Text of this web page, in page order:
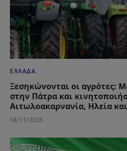
ΕΛΛΆΔΑ
Ξεσηκώνονται οι αγρότες:
στην Πάτρα και
Αιτωλοακαρνανία, Ηλεία
08/11/2025